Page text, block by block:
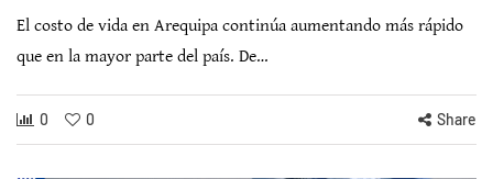
El costo de vida en Arequipa continúa aumentando más rápido
que en la mayor parte del país. De…
0 0 Share